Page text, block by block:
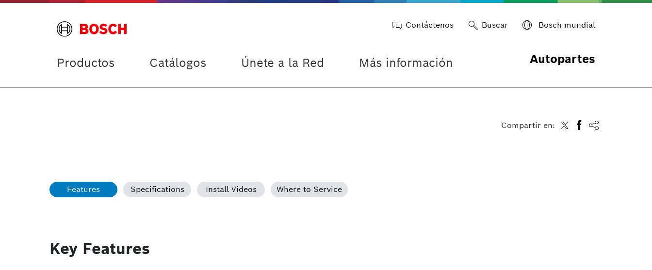
Contáctenos Buscar Bosch mundial
Productos Catálogos Únete a la Red Más información Autopartes
Compartir en:
Features Specifications Install Videos Where to Service
Key Features